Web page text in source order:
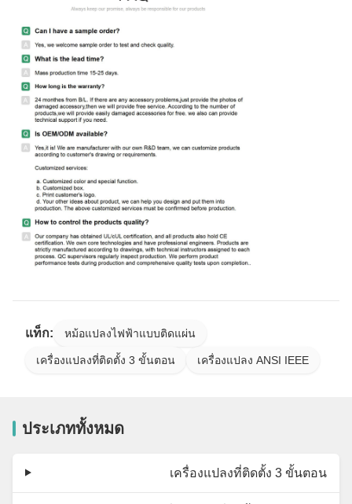
แท็ก: หม้อแปลงไฟฟ้าแบบติดแผ่น
เครื่องแปลงที่ติดตั้ง 3 ขั้นตอน เครื่องแปลง ANSI IEEE
ประเภททั้งหมด
เครื่องแปลงที่ติดตั้ง 3 ขั้นตอน